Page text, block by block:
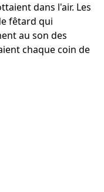
dans l'air. Les
fêtard qui
au son des
chaque coin de